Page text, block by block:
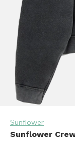
Sunflower
Sunflower